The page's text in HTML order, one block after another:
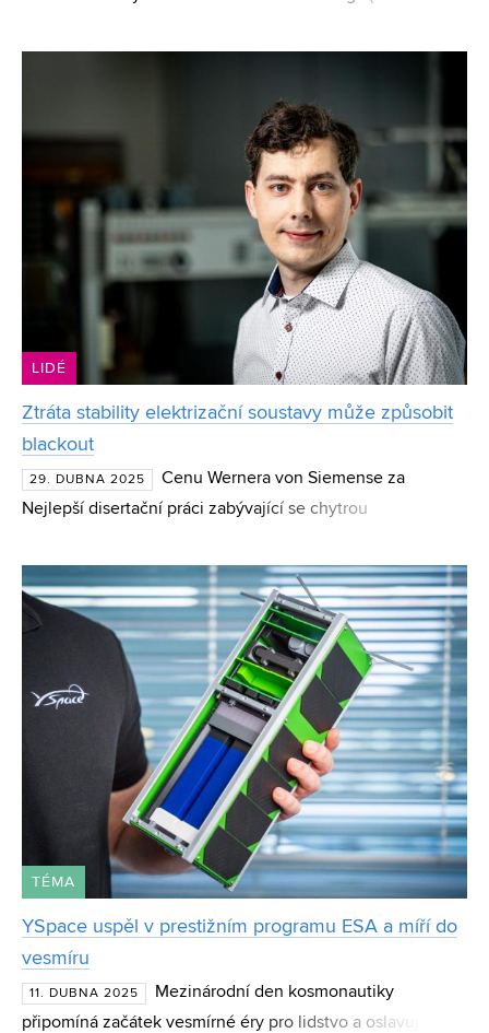
v nadnárodní společnosti Tietoevry zastává dvojroli –
LIDÉ
Ztráta stability elektrizační soustavy může způsobit
blackout
29. DUBNA 2025
Cenu Wernera von Siemense za
Nejlepší disertační práci zabývající se chytrou
Ph.D., z Fakulty elektrotechniky a komunikačních
technologií Vysoké
TÉMA
YSpace uspěl v prestižním programu ESA a míří do
vesmíru
11. DUBNA 2025
Mezinárodní den kosmonautiky
připomíná začátek vesmírné éry pro lidstvo a oslavuje